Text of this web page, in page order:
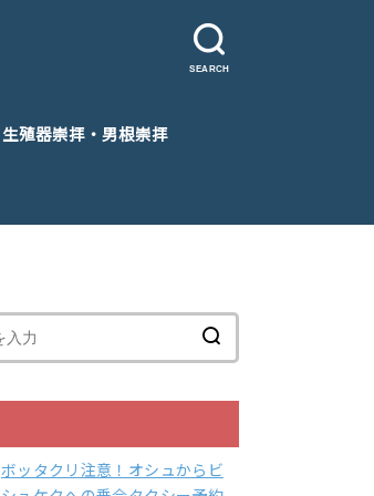
SEARCH
生殖器崇拝・男根崇拝
ボッタクリ注意！オシュからビ